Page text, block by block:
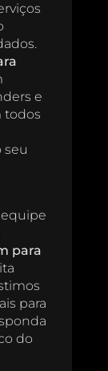
e
todos
seu
para
para
do